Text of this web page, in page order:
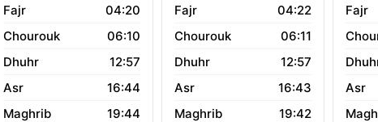
04:20
06:10
12:57
16:44
19:44
04:22
06:11
12:57
16:43
19:42